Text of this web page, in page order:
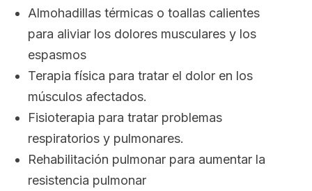
Almohadillas térmicas o toallas calientes
para aliviar los dolores musculares y los
espasmos
Terapia física para tratar el dolor en los
músculos afectados.
Fisioterapia para tratar problemas
respiratorios y pulmonares.
Rehabilitación pulmonar para aumentar la
resistencia pulmonar